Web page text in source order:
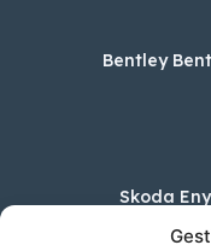
Bentley
Skoda